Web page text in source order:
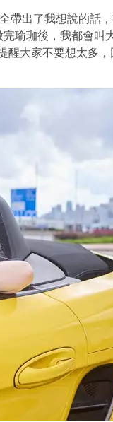
帶出了我想說的話
瑜珈後，我都會叫
大家不要想太多